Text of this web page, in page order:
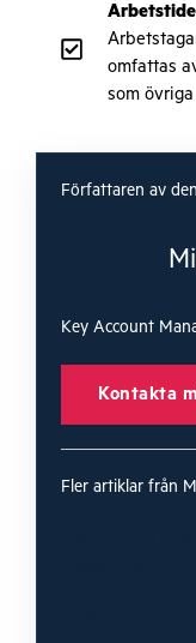
omfattas
som
Författaren av
Key Account
Kontakta
Fler artiklar från